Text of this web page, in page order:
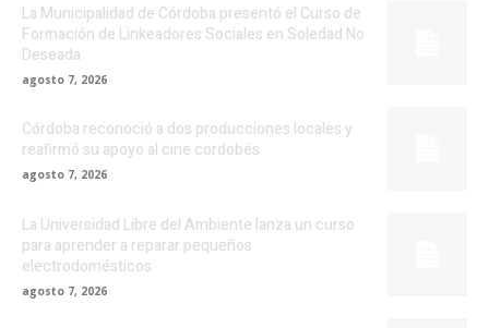
La Municipalidad de Córdoba presentó el Curso de
Formación de Linkeadores Sociales en Soledad No
Deseada
agosto 7, 2026
Córdoba reconoció a dos producciones locales y
reafirmó su apoyo al cine cordobés
agosto 7, 2026
La Universidad Libre del Ambiente lanza un curso
para aprender a reparar pequeños
electrodomésticos
agosto 7, 2026